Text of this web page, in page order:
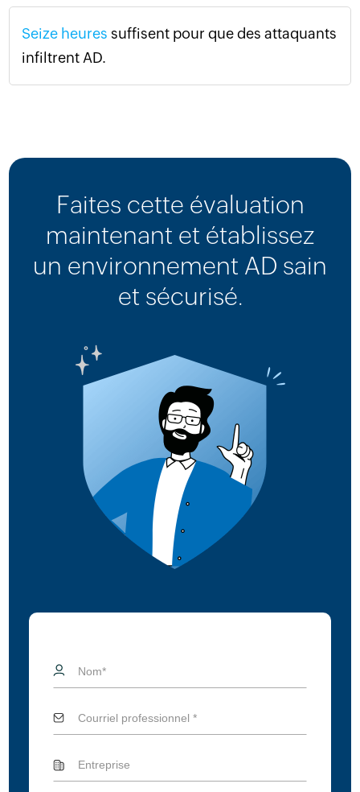
Seize heures suffisent pour que des attaquants
infiltrent AD.
Faites cette évaluation
maintenant et établissez
un environnement AD sain
et sécurisé.